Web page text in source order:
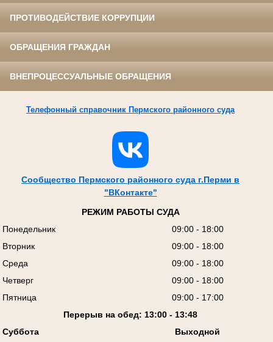
ПРОТИВОДЕЙСТВИЕ КОРРУПЦИИ
ОБРАЩЕНИЯ ГРАЖДАН
ВНЕПРОЦЕССУАЛЬНЫЕ ОБРАЩЕНИЯ
Телефонный справочник Пермского районного суда
Сообщество Пермского районного суда г.Перми в
"ВКонтакте"
РЕЖИМ РАБОТЫ СУДА
Понедельник
09:00 - 18:00
Вторник
09:00 - 18:00
Среда
09:00 - 18:00
Четверг
09:00 - 18:00
Пятница
09:00 - 17:00
Перерыв на обед: 13:00 - 13:48
Суббота
Выходной